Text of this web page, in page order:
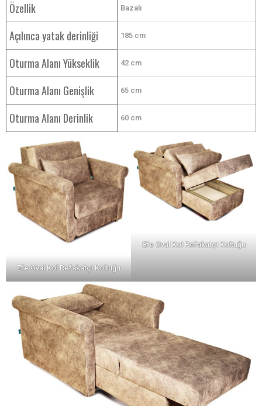
Özellik Bazalı
Açılınca yatak derinliği 185 cm
Oturma Alanı Yükseklik 42 cm
Oturma Alanı Genişlik 65 cm
Oturma Alanı Derinlik 60 cm
Efe Oval Kol Refakatçi Koltuğu
Efe Oval Kol Refakatçi Koltuğu